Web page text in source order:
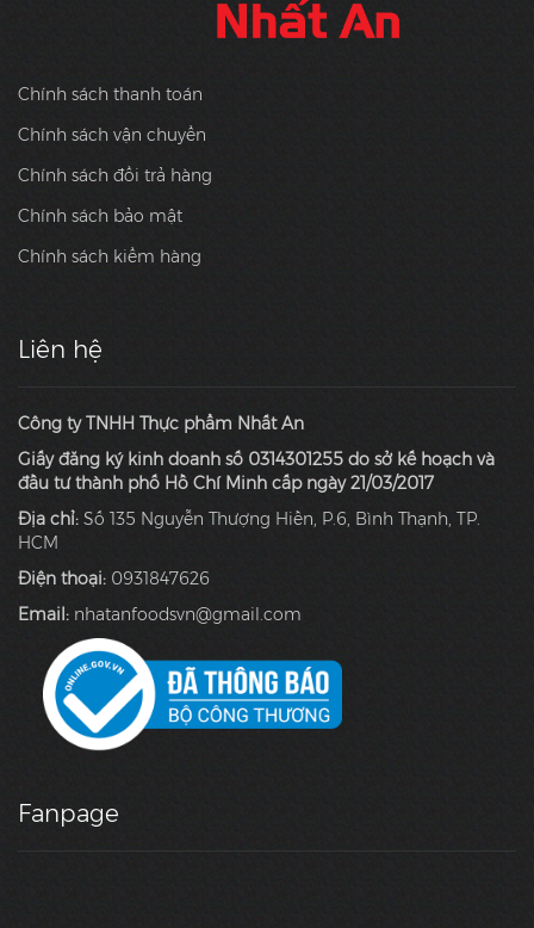
Chính sách thanh toán
Chính sách vận chuyển
Chính sách đổi trả hàng
Chính sách bảo mật
Chính sách kiểm hàng
Liên hệ
Công ty TNHH Thực phẩm Nhất An
Giấy đăng ký kinh doanh số 0314301255 do sở kế hoạch và
đầu tư thành phố Hồ Chí Minh cấp ngày 21/03/2017
Địa chỉ: Số 135 Nguyễn Thượng Hiền, P.6, Bình Thạnh, TP.
HCM
Điện thoại: 0931847626
Email: nhatanfoodsvn@gmail.com
Fanpage